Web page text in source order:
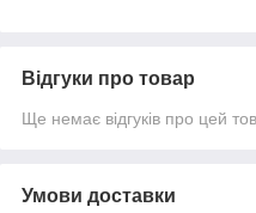
Відгуки про товар
Ще немає відгуків про цей
Умови доставки